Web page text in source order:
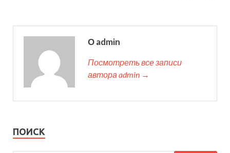
О admin
Посмотреть все записи
автора admin →
ПОИСК